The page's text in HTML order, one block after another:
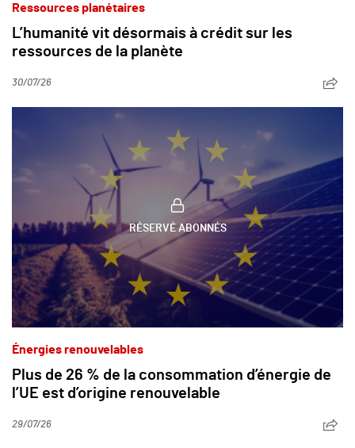
Ressources planétaires
L’humanité vit désormais à crédit sur les
ressources de la planète
30/07/26
RÉSERVÉ ABONNÉS
Énergies renouvelables
Plus de 26 % de la consommation d’énergie de
l’UE est d’origine renouvelable
29/07/26